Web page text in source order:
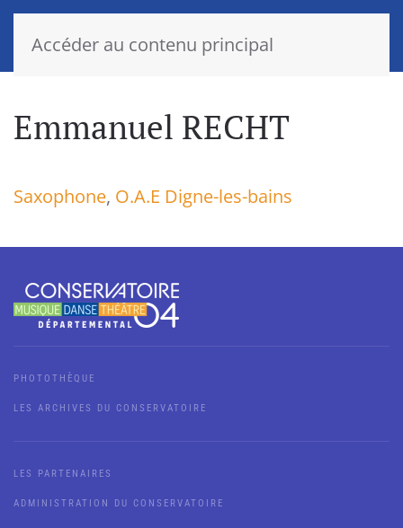
Accéder au contenu principal
Emmanuel RECHT
Saxophone, O.A.E Digne-les-bains
PHOTOTHÈQUE
LES ARCHIVES DU CONSERVATOIRE
LES PARTENAIRES
ADMINISTRATION DU CONSERVATOIRE